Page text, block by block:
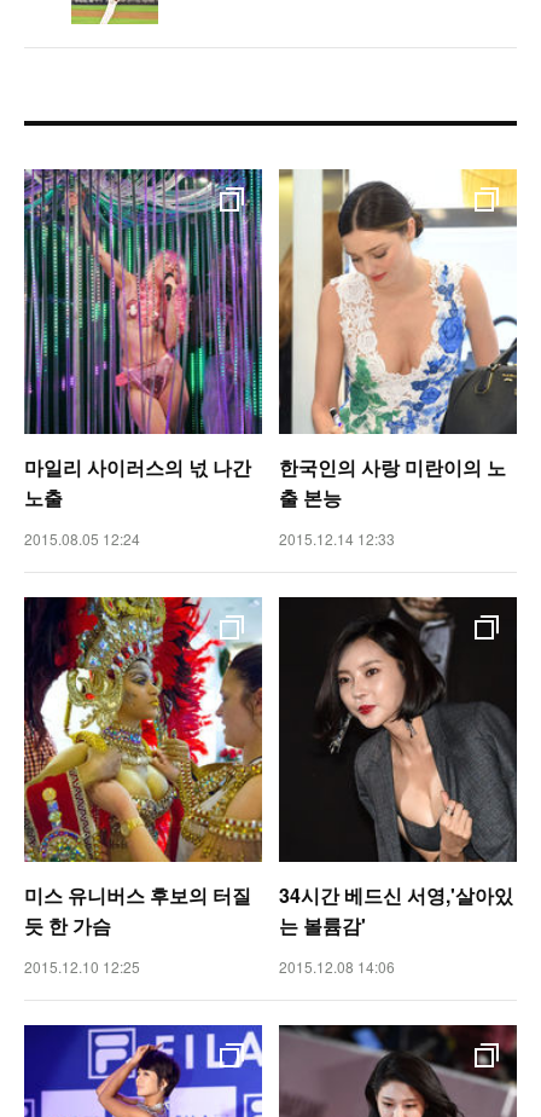
마일리 사이러스의 넋 나간
노출
2015.08.05 12:24
한국인의 사랑 미란이의 노
출 본능
2015.12.14 12:33
미스 유니버스 후보의 터질
듯 한 가슴
2015.12.10 12:25
34시간 베드신 서영,'살아있
는 볼륨감'
2015.12.08 14:06